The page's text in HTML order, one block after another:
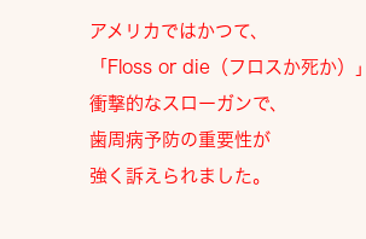
アメリカではかつて、
「Floss or die（フロスか死か）」
衝撃的なスローガンで、
歯周病予防の重要性が
強く訴えられました。